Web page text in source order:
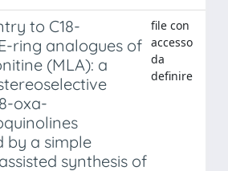
to C18-
ring analogues of
(MLA): a
oxa-
by a simple
synthesis of
file con
accesso
da
definire